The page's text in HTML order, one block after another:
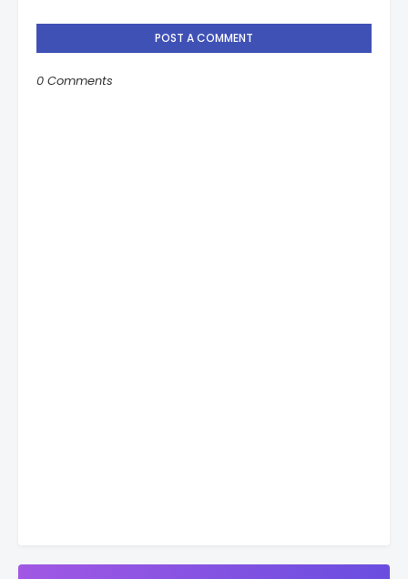
POST A COMMENT
0 Comments